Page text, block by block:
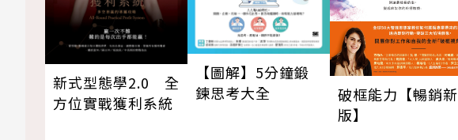
新式型態學2.0 全
方位實戰獲利系統
【圖解】5分鐘鍛
鍊思考大全
破框能力【暢銷新
版】